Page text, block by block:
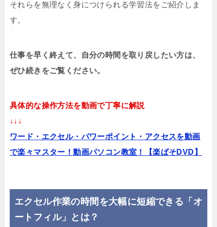
それらを無理なく身につけられる学習法をご紹介しま
す。
仕事を早く終えて、自分の時間を取り戻したい方は、
ぜひ続きをご覧ください。
具体的な操作方法を動画で丁寧に解説
↓↓↓
ワード・エクセル・パワーポイント・アクセスを動画
で楽々マスター！動画パソコン教室！【楽ぱそDVD】
エクセル作業の時間を大幅に短縮できる「オ
ートフィル」とは？